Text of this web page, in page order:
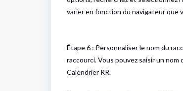
varier en fonction du navigateur que
Étape 6 : Personnaliser le nom du
raccourci. Vous pouvez saisir un
Calendrier RR.